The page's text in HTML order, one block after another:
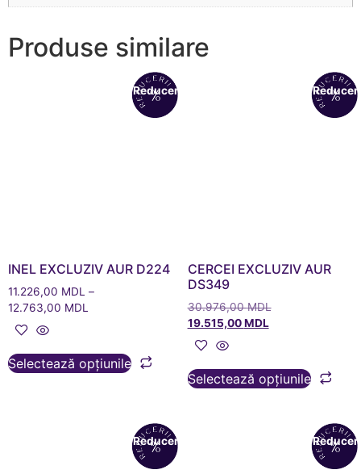
Produse similare
Reduceri!
INEL EXCLUZIV AUR D224
11.226,00 MDL –
12.763,00 MDL
Selectează opțiunile
CERCEI EXCLUZIV AUR
DS349
30.976,00MDL
19.515,00MDL
Selectează opțiunile
Reduceri!